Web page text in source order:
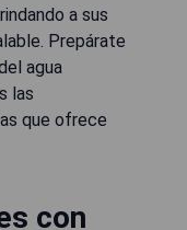
a sus
Prepárate
agua
las
que ofrece
con